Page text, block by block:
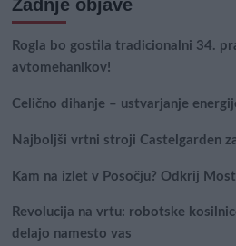
Zadnje objave
Rogla bo gostila tradicionalni 34.
avtomehanikov!
Celično dihanje – ustvarjanje
Najboljši vrtni stroji Castelgarden
Kam na izlet v Posočju? Odkrij
Revolucija na vrtu: robotske
delajo namesto vas